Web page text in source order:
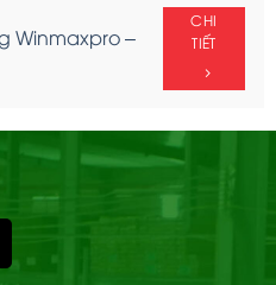
Winmaxpro –
CHI
TIẾT